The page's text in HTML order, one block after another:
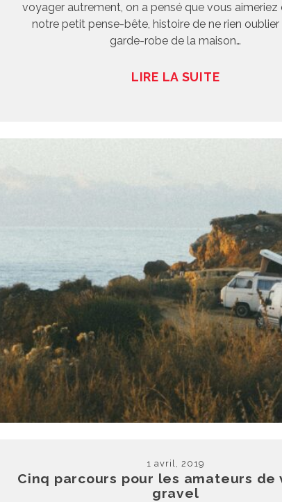
voyager autrement, on a pensé que vous aimeriez
notre petit pense-bête, histoire de ne rien oublier
garde-robe de la maison…
LIRE LA SUITE
1 avril, 2019
Cinq parcours pour les amateurs de
gravel